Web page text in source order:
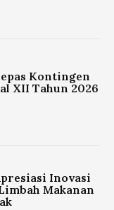
Kontingen
XII Tahun 2026
Inovasi
Makanan